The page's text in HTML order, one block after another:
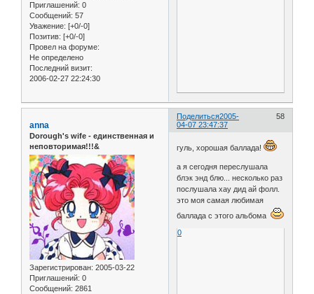
Приглашений: 0
Сообщений: 57
Уважение: [+0/-0]
Позитив: [+0/-0]
Провел на форуме:
Не определено
Последний визит:
2006-02-27 22:24:30
Поделиться 58
2005-
04-07 23:47:37
anna
Dorough's wife - единственная и
неповторимая!!!&
Зарегистрирован: 2005-03-22
Приглашений: 0
Сообщений: 2861
гуль, хорошая баллада!
а я сегодня переслушала
блэк энд блю... несколько раз
послушала хау дид ай фолл.
это моя самая любимая
баллада с этого альбома
0